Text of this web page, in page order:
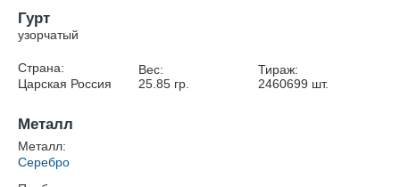
Гурт
узорчатый
Страна:
Царская Россия
Вес:
25.85гр.
Тираж:
2460699 шт.
Металл
Металл:
Серебро